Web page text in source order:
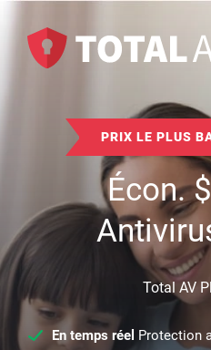
PRIX LE PLUS
Écon.$
Total AV
En temps réel Protection